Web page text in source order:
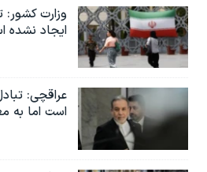
وزارت
ایجاد نشده
عراقچی:
است اما به